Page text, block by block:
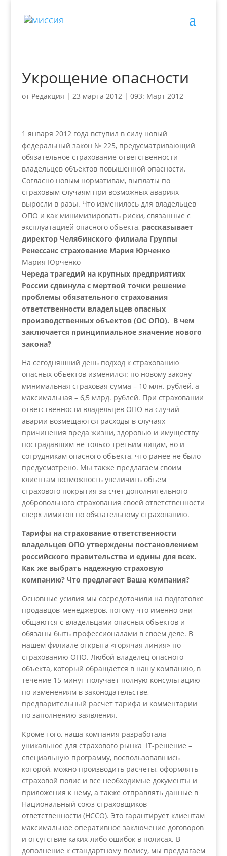
Укрощение опасности
от Редакция | 23 марта 2012| 093: Март 2012
1 января 2012 года вступил в силу новый
федеральный закон № 225, предусматривающий
обязательное страхование ответственности
владельцев объектов повышенной опасности.
Согласно новым нормативам, выплаты по
страховым случаям при возможных авариях
выросли в разы. Что изменилось для владельцев
ОПО и как минимизировать риски, связанные с
эксплуатацией опасного объекта, рассказывает
директор Челябинского филиала Группы
Ренессанс страхование Мария Юрченко
Мария Юрченко
Череда трагедий на крупных предприятиях
России сдвинула с мертвой точки решение
проблемы обязательного страхования
ответственности владельцев опасных
производственных объектов (ОС ОПО). В чем
заключается принципиальное значение нового
закона?
На сегодняшний день подход к страхованию
опасных объектов изменился: по новому закону
минимальная страховая сумма – 10 млн. рублей, а
максимальная – 6,5 млрд. рублей. При страховании
ответственности владельцев ОПО на случай
аварии возмещаются расходы в случаях
причинения вреда жизни, здоровью и имуществу
пострадавшим не только третьим лицам, но и
сотрудникам опасного объекта, что ранее не было
предусмотрено. Мы также предлагаем своим
клиентам возможность увеличить объем
страхового покрытия за счет дополнительного
добровольного страхования своей ответственности
сверх лимитов по обязательному страхованию.
Тарифы на страхование ответственности
владельцев ОПО утверждены постановлением
российского правительства и едины для всех.
Как же выбрать надежную страховую
компанию? Что предлагает Ваша компания?
Основные усилия мы сосредоточили на подготовке
продавцов-менеджеров, потому что именно они
общаются с владельцами опасных объектов и
обязаны быть профессионалами в своем деле. В
нашем филиале открыта «горячая линия» по
страхованию ОПО. Любой владелец опасного
объекта, который обращается в нашу компанию, в
течение 15 минут получает полную консультацию
по изменениям в законодательстве,
предварительный расчет тарифа и комментарии
по заполнению заявления.
Кроме того, наша компания разработала
уникальное для страхового рынка IT-решение –
специальную программу, воспользовавшись
которой, можно производить расчеты, оформлять
страховой полис и все необходимые документы и
приложения к нему, а также отправлять данные в
Национальный союз страховщиков
ответственности (НССО). Это гарантирует клиентам
максимальное оперативное заключение договоров
и отсутствие каких-либо ошибок в полисах. В
дополнение к стандартному полису, мы предлагаем